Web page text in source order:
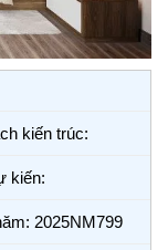
kiến trúc:
kiến:
2025NM799